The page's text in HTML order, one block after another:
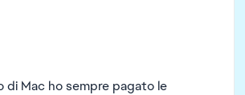
di Mac ho sempre pagato le